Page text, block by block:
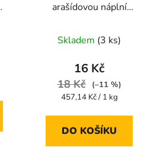
arašídovou náplní
hodnocení
produktu
je
5,0
5
Skladem (3 ks)
16 Kč
18 Kč
(–11 %)
Měrná
457,14 Kč / 1 kg
DO KOŠÍKU